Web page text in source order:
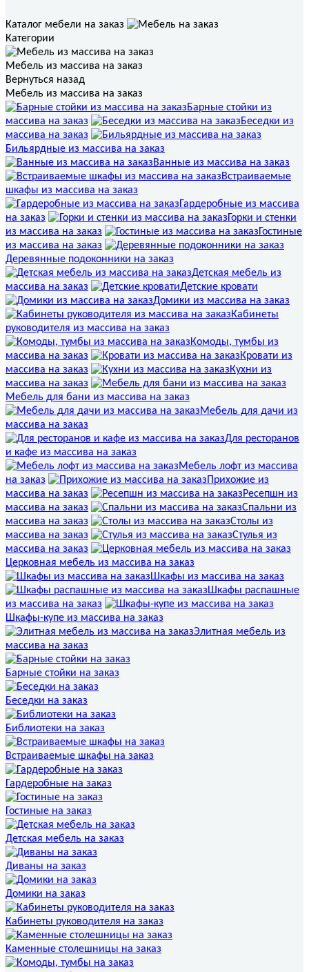
Каталог мебели на заказ
Категории
Мебель из массива на заказ
Вернуться назад
Мебель из массива на заказ
Барные стойки из
массива на заказ
Беседки из
массива на заказ
Бильярдные из массива на заказ
Ванные из массива на заказ
Встраиваемые
шкафы из массива на заказ
Гардеробные из массива
на заказ
Горки и стенки
из массива на заказ
Гостиные
из массива на заказ
Деревянные подоконники на заказ
Детская мебель из
массива на заказ
Детские кровати
Домики из массива на заказ
Кабинеты
руководителя из массива на заказ
Комоды, тумбы из
массива на заказ
Кровати из
массива на заказ
Кухни из
массива на заказ
Мебель для бани из массива на заказ
Мебель для дачи из
массива на заказ
Для ресторанов
и кафе из массива на заказ
Мебель лофт из массива
на заказ
Прихожие из
массива на заказ
Ресепшн из
массива на заказ
Спальни из
массива на заказ
Столы из
массива на заказ
Стулья из
массива на заказ
Церковная мебель из массива на заказ
Шкафы из массива на заказ
Шкафы распашные
из массива на заказ
Шкафы-купе из массива на заказ
Элитная мебель из
массива на заказ
Барные стойки на заказ
Беседки на заказ
Библиотеки на заказ
Встраиваемые шкафы на заказ
Гардеробные на заказ
Гостиные на заказ
Детская мебель на заказ
Диваны на заказ
Домики на заказ
Кабинеты руководителя на заказ
Каменные столешницы на заказ